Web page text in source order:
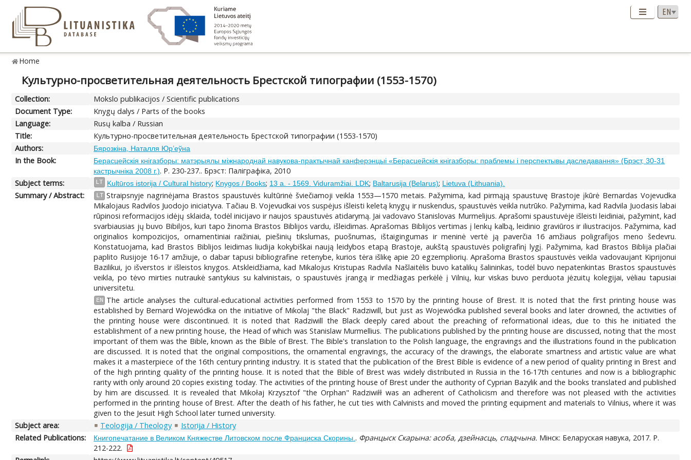
Home
Культурно-просветительная деятельность Брестской типографии (1553-1570)
Collection:
Mokslo publikacijos / Scientific publications
Document Type:
Knygų dalys / Parts of the books
Language:
Rusų kalba / Russian
Title:
Культурно-просветительная деятельность Брестской типографии (1553-1570)
Authors:
Бярозкiна, Наталля Юр’еўна
In the Book:
Берасцейскiя кнiгазборы: матэрыялы міжнароднай навукова-практычнай канферэнцыі «Берасцейскія кнігазборы: праблемы і перспектывы даследавання» (Брэст, 30-31
кастрычніка 2008 г.). P. 230-237.. Брэст: Палiграфiка, 2010
Subject terms:
LT Kultūros istorija / Cultural history; Knygos / Books; 13 a. - 1569. Viduramžiai. LDK; Baltarusija (Belarus); Lietuva (Lithuania).
Summary / Abstract: LT Straipsnyje nagrinėjama Brastos spaustuvės kultūrinė šviečiamoji veikla 1553—1570 metais. Pažymima, kad pirmąją spaustuvę Brastoje įkūrė Bernardas Vojevudka
Mikalojaus Radvilos Juodojo iniciatyva. Tačiau B. Vojevudkai vos suspėjus išleisti keletą knygų ir nuskendus, spaustuvės veikla nutrūko. Pažymima, kad Radvila Juodasis labai
rūpinosi reformacijos idėjų sklaida, todėl inicijavo ir naujos spaustuvės atidarymą. Jai vadovavo Stanislovas Murmelijus. Aprašomi spaustuvėje išleisti leidiniai, pažymint, kad
svarbiausias jų buvo Bibiljos, kuri tapo žinoma Brastos Biblijos vardu, išleidimas. Aprašomas Biblijos vertimas į lenkų kalbą, leidinio graviūros ir iliustracijos. Pažymima, kad
originalios kompozicijos, ornamentiniai raižiniai, piešinių tikslumas, puošnumas, ištaigingumas ir meninė vertė ją paverčia 16 amžiaus poligrafijos meno šedevru.
Konstatuojama, kad Brastos Biblijos leidimas liudija kokybiškai naują leidybos etapą Brastoje, aukštą spaustuvės poligrafinį lygį. Pažymima, kad Brastos Biblija plačiai
paplito Rusijoje 16-17 amžiuje, o dabar tapusi bibliografine retenybe, kurios tėra išlikę apie 20 egzempliorių. Aprašoma Brastos spaustuvės veikla vadovaujant Kiprijonui
Bazilikui, jo išverstos ir išleistos knygos. Atskleidžiama, kad Mikalojus Kristupas Radvila Našlaitėlis buvo katalikų šalininkas, todėl buvo nepatenkintas Brastos spaustuvės
veikla, po tėvo mirties nutraukė santykius su kalvinistais, o spaustuvės įrangą ir medžiagas perkėlė į Vilnių, kur viskas buvo perduota jėzuitų kolegijai, vėliau tapusiai
universitetu.
EN
The article analyses the cultural-educational activities performed from 1553 to 1570 by the printing house of Brest. It is noted that the first printing house was
established by Bernard Wojewódka on the initiative of Mikolaj "the Black" Radziwill, but just as Wojewódka published several books and later drowned, the activities of
the printing house were discontinued. It is noted that Radziwill the Black deeply cared about the preaching of reformational ideas, due to this he initiated the
establishment of a new printing house, the Head of which was Stanislaw Murmellius. The publications published by the printing house are discussed, noting that the most
important of them was the Bible, known as the Bible of Brest. The Bible's translation to the Polish language, the engravings and the illustrations found in the publication
are discussed. It is noted that the original compositions, the ornamental engravings, the accuracy of the drawings, the elaborate smartness and artistic value are what
makes it a masterpiece of the 16th century printing industry. It is stated that the publication of the Brest Bible is evidence of a new period of quality printing in Brest and
of the high printing quality of the printing house. It is noted that the Bible of Brest was widely distributed in Russia in the 16-17th centuries and now is a bibliographic
rarity with only around 20 copies existing today. The activities of the printing house of Brest under the authority of Cyprian Bazylik and the books translated and published
by him are discussed. It is revealed that Mikołaj Krzysztof "the Orphan" Radziwiłł was an adherent of Catholicism and therefore was not pleased with the activities
performed in the printing house of Brest. After the death of his father, he cut ties with Calvinists and moved the printing equipment and materials to Vilnius, where it was
given to the Jesuit High School later turned university.
Subject area:
Teologija / Theology
Istorija / History
Related Publications:
Книгопечатание в Великом Княжестве Литовском после Франциска Скорины. . Францыск Скарына: асоба, дзейнасць, спадчына. Мiнск: Беларуская навука, 2017. P.
212-222.